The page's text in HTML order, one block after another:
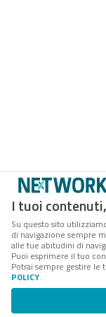
I tuoi
Su questo sito
di navigazione sempre
alle tue abitudini di
Puoi esprimere il tuo
Potrai sempre gestire le
POLICY.